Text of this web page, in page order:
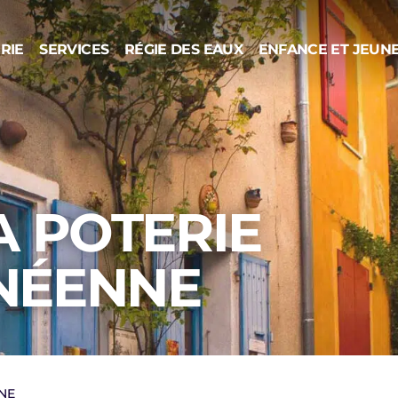
SERVICES RÉGIE DES EAUX ENFANCE ET
POTERIE